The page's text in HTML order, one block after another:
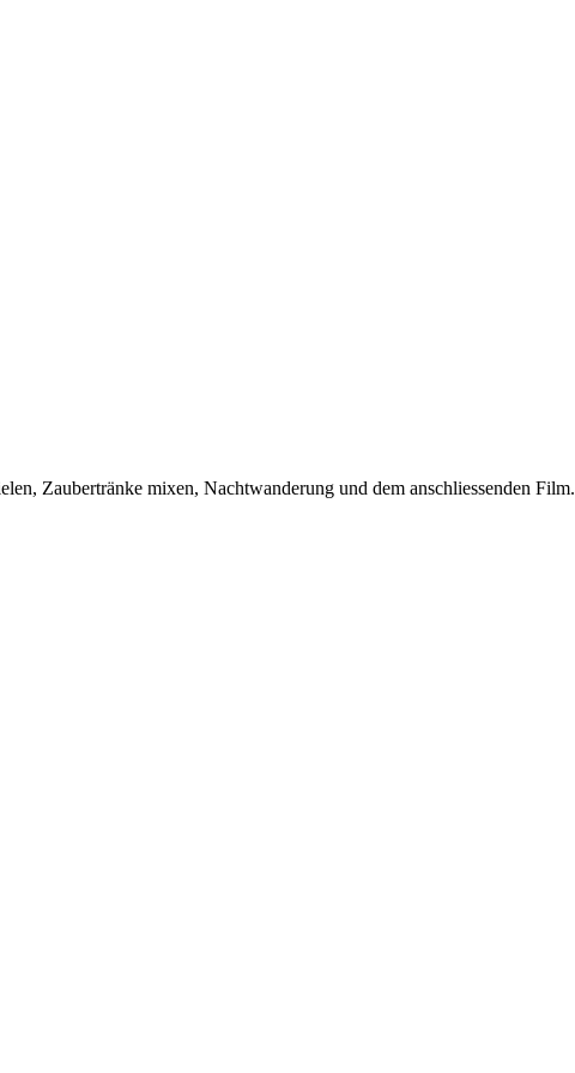
Zaubertränke mixen, Nachtwanderung und dem anschliessenden Film.